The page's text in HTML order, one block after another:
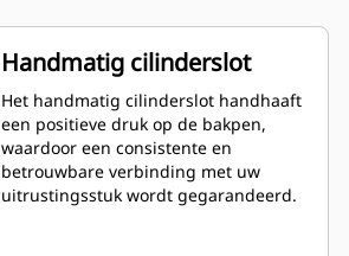
Handmatig cilinderslot
Het handmatig cilinderslot handhaaft
een positieve druk op de bakpen,
waardoor een consistente en
betrouwbare verbinding met uw
uitrustingsstuk wordt gegarandeerd.